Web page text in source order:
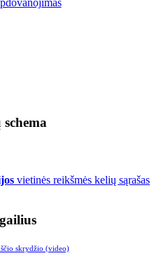
vietinės reikšmės kelių sąrašas
skrydžio (video)